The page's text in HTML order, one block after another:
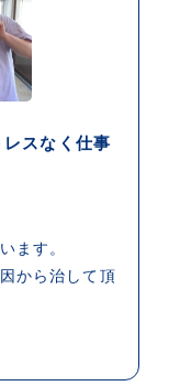
レスなく仕事
ます。
から治して頂